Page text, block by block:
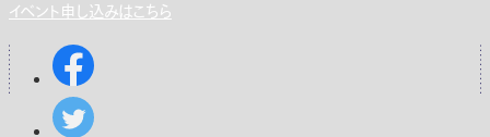
イベント申し込みはこちら